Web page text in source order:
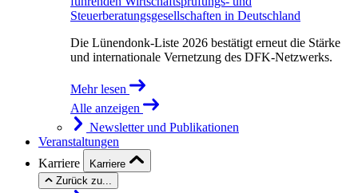
Steuerberatungsgesellschaften in Deutschland
Die Lünendonk-Liste 2026 bestätigt erneut die Stärke
und internationale Vernetzung des DFK-Netzwerks.
Mehr lesen
Alle anzeigen
Newsletter und Publikationen
Veranstaltungen
Karriere
Karriere
Zurück zu...